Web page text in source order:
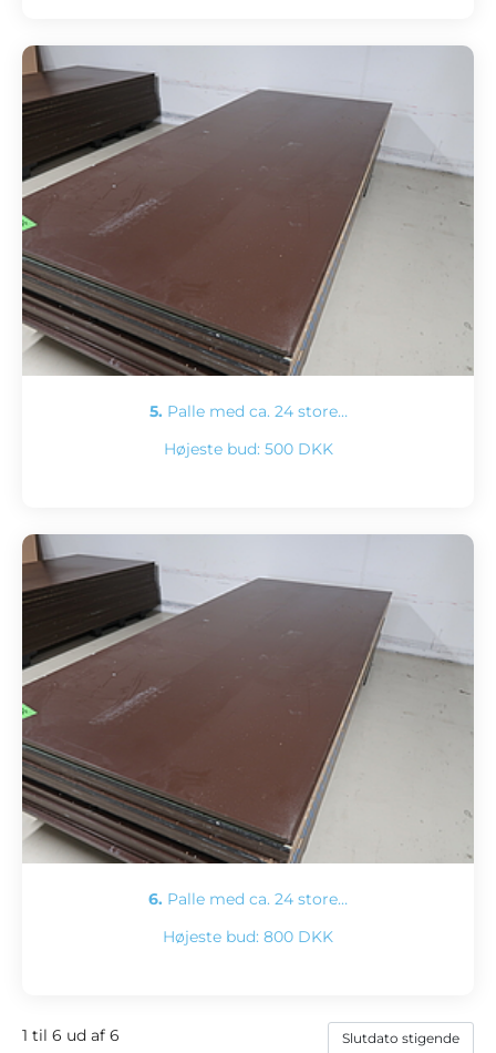
5. Palle med ca. 24 store…
Højeste bud: 500 DKK
6. Palle med ca. 24 store…
Højeste bud: 800 DKK
1 til 6 ud af 6